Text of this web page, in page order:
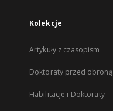
Kolekcje
Artykuły z czasopism
Doktoraty przed obroną
Habilitacje i Doktoraty